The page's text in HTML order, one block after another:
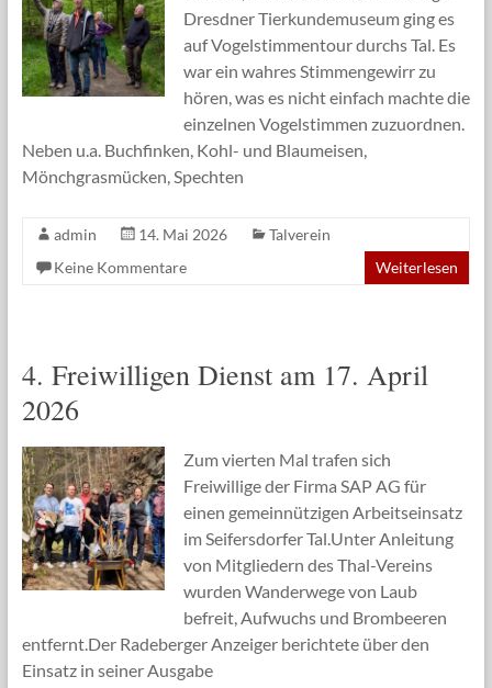
Dresdner Tierkundemuseum ging es
auf Vogelstimmentour durchs Tal. Es
war ein wahres Stimmengewirr zu
hören, was es nicht einfach machte die
einzelnen Vogelstimmen zuzuordnen.
Neben u.a. Buchfinken, Kohl- und Blaumeisen,
Mönchgrasmücken, Spechten
admin 14. Mai 2026
Talverein
Keine Kommentare
Weiterlesen
4. Freiwilligen Dienst am 17. April
2026
Zum vierten Mal trafen sich
Freiwillige der Firma SAP AG für
einen gemeinnützigen Arbeitseinsatz
im Seifersdorfer Tal.Unter Anleitung
von Mitgliedern des Thal-Vereins
wurden Wanderwege von Laub
befreit, Aufwuchs und Brombeeren
entfernt.Der Radeberger Anzeiger berichtete über den
Einsatz in seiner Ausgabe